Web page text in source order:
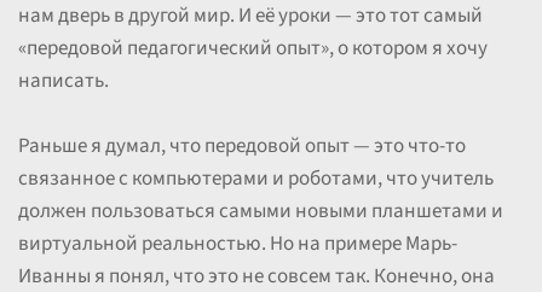
нам дверь в другой мир. И её уроки — это тот самый
«передовой педагогический опыт», о котором я хочу
написать.
Раньше я думал, что передовой опыт — это что-то
связанное с компьютерами и роботами, что учитель
должен пользоваться самыми новыми планшетами и
виртуальной реальностью. Но на примере Марь-
Иванны я понял, что это не совсем так. Конечно, она